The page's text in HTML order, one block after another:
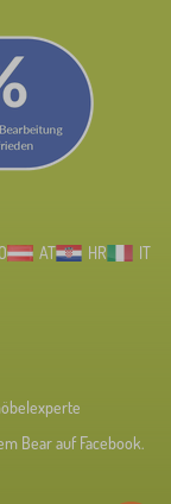
AT HR
IT
Bear auf Facebook.